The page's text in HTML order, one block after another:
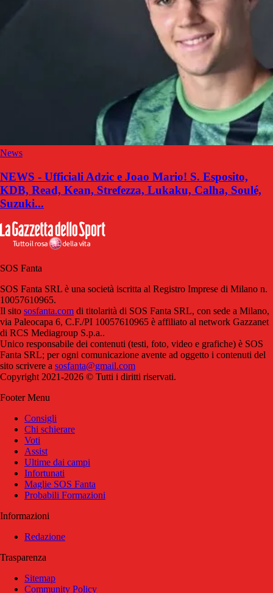
News
NEWS - Ufficiali Adzic e Joao Mario! S. Esposito,
KDB, Read, Kean, Strefezza, Lukaku, Calha, Soulé,
Suzuki...
SOS Fanta
SOS Fanta SRL è una società iscritta al Registro Imprese di Milano n.
10057610965.
Il sito sosfanta.com di titolarità di SOS Fanta SRL, con sede a Milano,
via Paleocapa 6, C.F./PI 10057610965 è affiliato al network Gazzanet
di RCS Mediagroup S.p.a..
Unico responsabile dei contenuti (testi, foto, video e grafiche) è SOS
Fanta SRL; per ogni comunicazione avente ad oggetto i contenuti del
sito scrivere a sosfanta@gmail.com
Copyright 2021-2026 © Tutti i diritti riservati.
Footer Menu
Consigli
Chi schierare
Voti
Assist
Ultime dai campi
Infortunati
Maglie SOS Fanta
Probabili Formazioni
Informazioni
Redazione
Trasparenza
Sitemap
Community Policy